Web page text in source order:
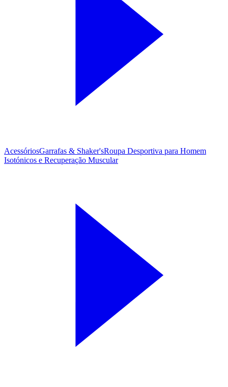
AcessóriosGarrafas & Shaker'sRoupa Desportiva para Homem
Isotónicos e Recuperação Muscular